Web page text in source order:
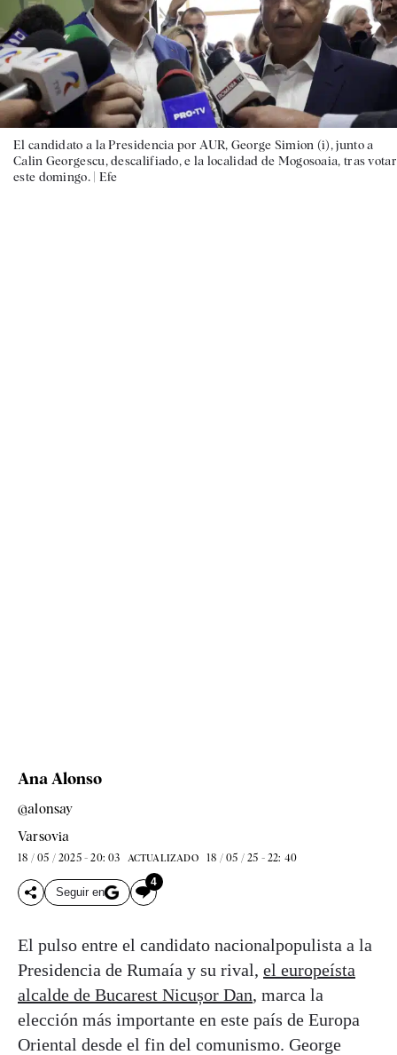
El candidato a la Presidencia por AUR, George Simion (i), junto a
Calin Georgescu, descalifiado, e la localidad de Mogosoaia, tras votar
este domingo. | Efe
Ana Alonso
@alonsay
Varsovia
18 / 05 / 2025 - 20: 03 ACTUALIZADO 18 / 05 / 25 - 22: 40
Seguir en
4
El pulso entre el candidato nacionalpopulista a la
Presidencia de Rumaía y su rival, el europeísta
alcalde de Bucarest Nicușor Dan, marca la
elección más importante en este país de Europa
Oriental desde el fin del comunismo. George